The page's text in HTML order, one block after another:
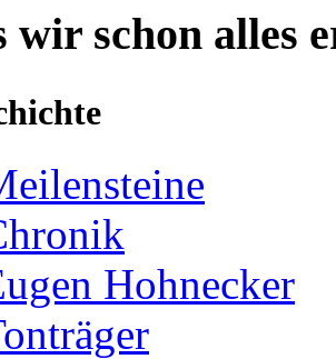
wir schon alles
Hohnecker